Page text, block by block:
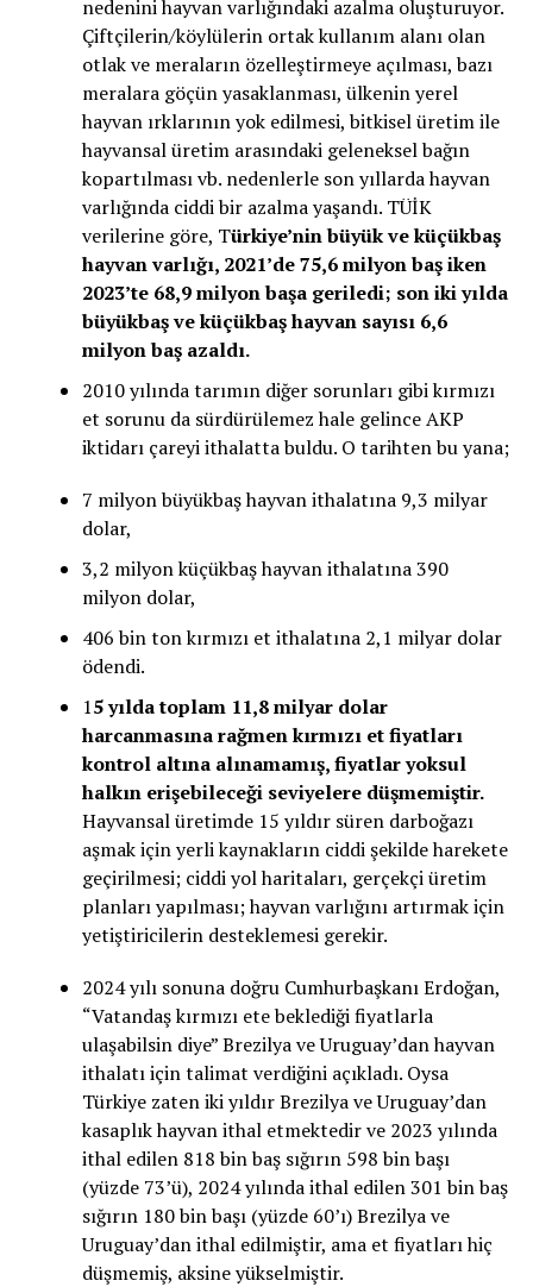
nedenini hayvan varlığındaki azalma oluşturuyor.
Çiftçilerin/köylülerin ortak kullanım alanı olan
otlak ve meraların özelleştirmeye açılması, bazı
meralara göçün yasaklanması, ülkenin yerel
hayvan ırklarının yok edilmesi, bitkisel üretim ile
hayvansal üretim arasındaki geleneksel bağın
kopartılması vb. nedenlerle son yıllarda hayvan
varlığında ciddi bir azalma yaşandı. TÜİK
verilerine göre, Türkiye’nin büyük ve küçükbaş
hayvan varlığı, 2021’de 75,6 milyon baş iken
2023’te 68,9 milyon başa geriledi; son iki yılda
büyükbaş ve küçükbaş hayvan sayısı 6,6
milyon baş azaldı.
2010 yılında tarımın diğer sorunları gibi kırmızı
et sorunu da sürdürülemez hale gelince AKP
iktidarı çareyi ithalatta buldu. O tarihten bu yana;
7 milyon büyükbaş hayvan ithalatına 9,3 milyar
dolar,
3,2 milyon küçükbaş hayvan ithalatına 390
milyon dolar,
406 bin ton kırmızı et ithalatına 2,1 milyar dolar
ödendi.
15 yılda toplam 11,8 milyar dolar
harcanmasına rağmen kırmızı et fiyatları
kontrol altına alınamamış, fiyatlar yoksul
halkın erişebileceği seviyelere düşmemiştir.
Hayvansal üretimde 15 yıldır süren darboğazı
aşmak için yerli kaynakların ciddi şekilde harekete
geçirilmesi; ciddi yol haritaları, gerçekçi üretim
planları yapılması; hayvan varlığını artırmak için
yetiştiricilerin desteklemesi gerekir.
2024 yılı sonuna doğru Cumhurbaşkanı Erdoğan,
“Vatandaş kırmızı ete beklediği fiyatlarla
ulaşabilsin diye” Brezilya ve Uruguay’dan hayvan
ithalatı için talimat verdiğini açıkladı. Oysa
Türkiye zaten iki yıldır Brezilya ve Uruguay’dan
kasaplık hayvan ithal etmektedir ve 2023 yılında
ithal edilen 818 bin baş sığırın 598 bin başı
(yüzde 73’ü), 2024 yılında ithal edilen 301 bin baş
sığırın 180 bin başı (yüzde 60’ı) Brezilya ve
Uruguay’dan ithal edilmiştir, ama et fiyatları hiç
düşmemiş, aksine yükselmiştir.